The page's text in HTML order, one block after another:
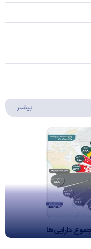
بیشتر
دارایی‌ها